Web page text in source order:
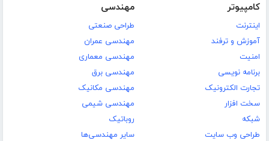
کامپیوتر
اینترنت
آموزش و ترفند
امنیت
برنامه نویسی
تجارت الکترونیک
سخت افزار
شبکه
طراحی وب سایت
مهندسی
طراحی صنعتی
مهندسی عمران
مهندسی معماری
مهندسی برق
مهندسی مکانیک
مهندسی شیمی
روباتیک
سایر مهندسی‌ها